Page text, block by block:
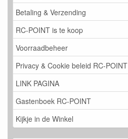
Betaling & Verzending
RC-POINT is te koop
Voorraadbeheer
Privacy & Cookie beleid RC-POINT
LINK PAGINA
Gastenboek RC-POINT
Kijkje in de Winkel